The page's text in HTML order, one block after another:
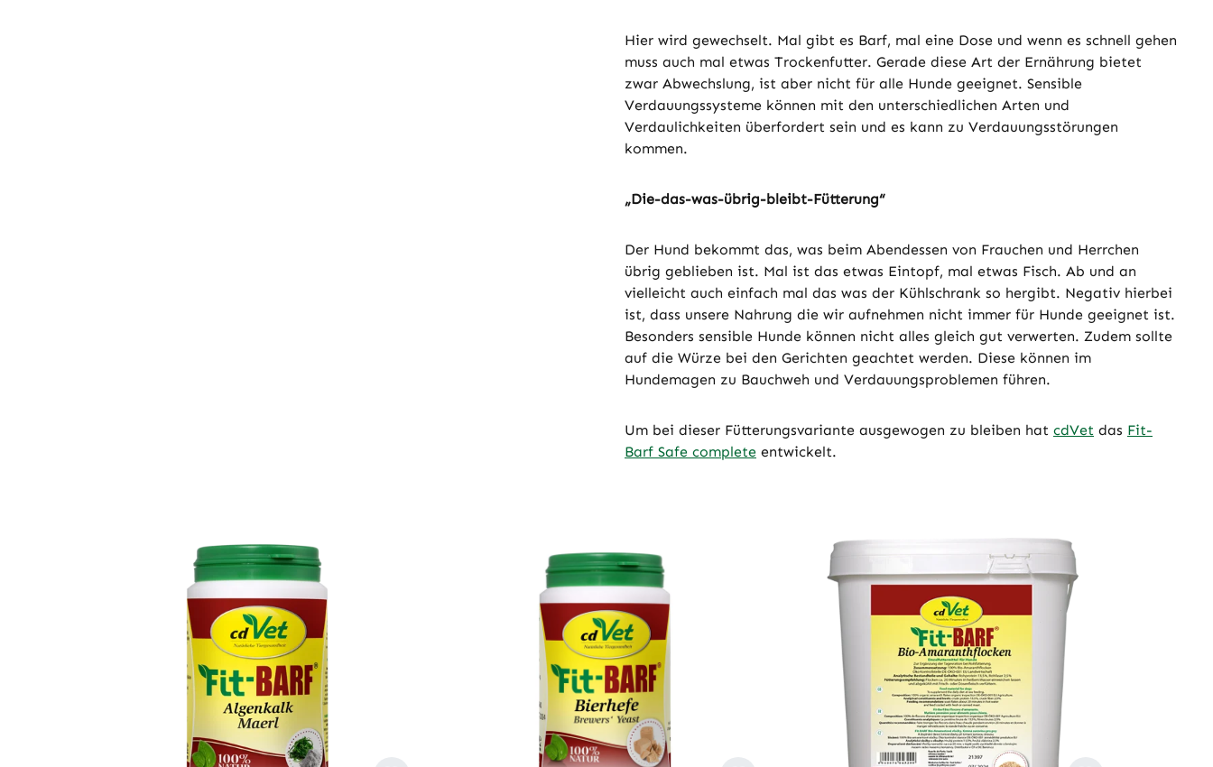
Hier wird gewechselt. Mal gibt es Barf, mal eine Dose und wenn es schnell gehen
muss auch mal etwas Trockenfutter. Gerade diese Art der Ernährung bietet
zwar Abwechslung, ist aber nicht für alle Hunde geeignet. Sensible
Verdauungssysteme können mit den unterschiedlichen Arten und
Verdaulichkeiten überfordert sein und es kann zu Verdauungsstörungen
kommen.
„Die-das-was-übrig-bleibt-Fütterung“
Der Hund bekommt das, was beim Abendessen von Frauchen und Herrchen
übrig geblieben ist. Mal ist das etwas Eintopf, mal etwas Fisch. Ab und an
vielleicht auch einfach mal das was der Kühlschrank so hergibt. Negativ hierbei
ist, dass unsere Nahrung die wir aufnehmen nicht immer für Hunde geeignet ist.
Besonders sensible Hunde können nicht alles gleich gut verwerten. Zudem sollte
auf die Würze bei den Gerichten geachtet werden. Diese können im
Hundemagen zu Bauchweh und Verdauungsproblemen führen.
Um bei dieser Fütterungsvariante ausgewogen zu bleiben hat cdVet das Fit-
Barf Safe complete entwickelt.